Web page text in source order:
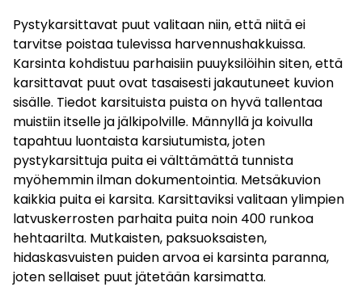
Pystykarsittavat puut valitaan niin, että niitä ei
tarvitse poistaa tulevissa harvennushakkuissa.
Karsinta kohdistuu parhaisiin puuyksilöihin siten, että
karsittavat puut ovat tasaisesti jakautuneet kuvion
sisälle. Tiedot karsituista puista on hyvä tallentaa
muistiin itselle ja jälkipolville. Männyllä ja koivulla
tapahtuu luontaista karsiutumista, joten
pystykarsittuja puita ei välttämättä tunnista
myöhemmin ilman dokumentointia. Metsäkuvion
kaikkia puita ei karsita. Karsittaviksi valitaan ylimpien
latvuskerrosten parhaita puita noin 400 runkoa
hehtaarilta. Mutkaisten, paksuoksaisten,
hidaskasvuisten puiden arvoa ei karsinta paranna,
joten sellaiset puut jätetään karsimatta.